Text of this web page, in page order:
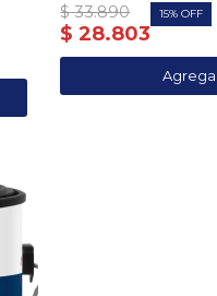
$ 28.803
$ 33.890 15